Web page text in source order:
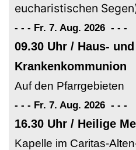
eucharistischen
- - - Fr. 7. Aug. 2026 - - -
09.30 Uhr / Haus- und
Krankenkommunion
Auf den Pfarrgebieten
- - - Fr. 7. Aug. 2026 - - -
16.30 Uhr / Heilige
Kapelle im Caritas-